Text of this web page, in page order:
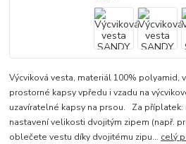
Výcviková vesta, materiál 100% polyamid,
prostorné kapsy vpředu i vzadu na
uzavíratelné kapsy na prsou. Za
nastavení velikosti dvojitým zipem (např.
oblečete vestu díky dvojitému zipu... celý